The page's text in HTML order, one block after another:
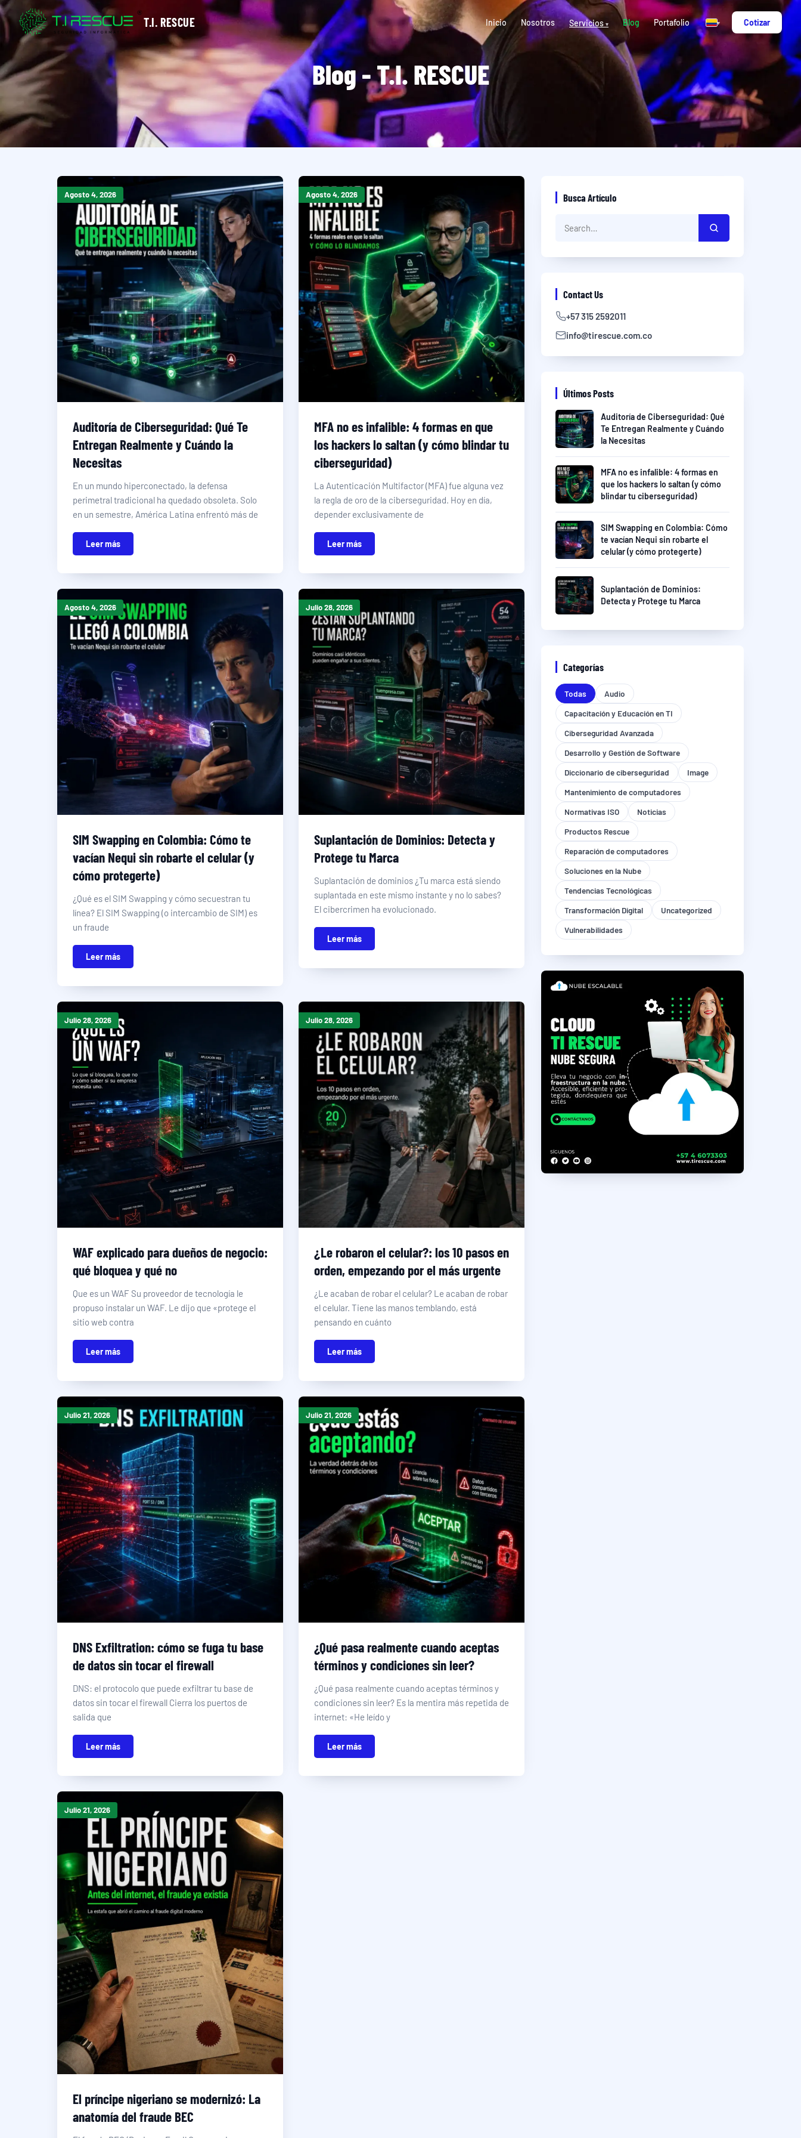
T.I. RESCUE Inicio Nosotros Servicios ▾ Blog Portafolio ▾ Cotizar
Blog - T.I. RESCUE
Agosto 4, 2026
Auditoría de Ciberseguridad: Qué Te
Entregan Realmente y Cuándo la
Necesitas
En un mundo hiperconectado, la defensa
perimetral tradicional ha quedado obsoleta. Solo
en un semestre, América Latina enfrentó más de
Leer más
Agosto 4, 2026
MFA no es infalible: 4 formas en que
los hackers lo saltan (y cómo blindar tu
ciberseguridad)
La Autenticación Multifactor (MFA) fue alguna vez
la regla de oro de la ciberseguridad. Hoy en día,
depender exclusivamente de
Leer más
Agosto 4, 2026
SIM Swapping en Colombia: Cómo te
vacían Nequi sin robarte el celular (y
cómo protegerte)
¿Qué es el SIM Swapping y cómo secuestran tu
línea? El SIM Swapping (o intercambio de SIM) es
un fraude
Leer más
Julio 28, 2026
Suplantación de Dominios: Detecta y
Protege tu Marca
Suplantación de dominios ¿Tu marca está siendo
suplantada en este mismo instante y no lo sabes?
El cibercrimen ha evolucionado.
Leer más
Julio 28, 2026
WAF explicado para dueños de negocio:
qué bloquea y qué no
Que es un WAF Su proveedor de tecnología le
propuso instalar un WAF. Le dijo que «protege el
sitio web contra
Leer más
Julio 28, 2026
¿Le robaron el celular?: los 10 pasos en
orden, empezando por el más urgente
¿Le acaban de robar el celular? Le acaban de robar
el celular. Tiene las manos temblando, está
pensando en cuánto
Leer más
Julio 21, 2026
DNS Exfiltration: cómo se fuga tu base
de datos sin tocar el firewall
DNS: el protocolo que puede exfiltrar tu base de
datos sin tocar el firewall Cierra los puertos de
salida que
Leer más
Julio 21, 2026
¿Qué pasa realmente cuando aceptas
términos y condiciones sin leer?
¿Qué pasa realmente cuando aceptas términos y
condiciones sin leer? Es la mentira más repetida de
internet: «He leído y
Leer más
Julio 21, 2026
El príncipe nigeriano se modernizó: La
anatomía del fraude BEC
Busca Artículo
Contact Us
+57 315 2592011
info@tirescue.com.co
Últimos Posts
Auditoría de Ciberseguridad: Qué
Te Entregan Realmente y Cuándo
la Necesitas
MFA no es infalible: 4 formas en
que los hackers lo saltan (y cómo
blindar tu ciberseguridad)
SIM Swapping en Colombia: Cómo
te vacían Nequi sin robarte el
celular (y cómo protegerte)
Suplantación de Dominios:
Detecta y Protege tu Marca
Categorías
Todas
Audio
Capacitación y Educación en TI
Ciberseguridad Avanzada
Desarrollo y Gestión de Software
Diccionario de ciberseguridad
Image
Mantenimiento de computadores
Normativas ISO
Noticias
Productos Rescue
Reparación de computadores
Soluciones en la Nube
Tendencias Tecnológicas
Transformación Digital
Uncategorized
Vulnerabilidades